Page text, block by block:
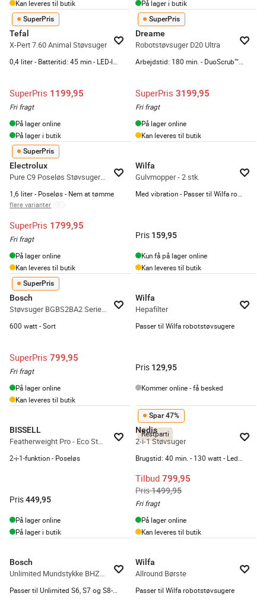
Kan leveres til butik På lager i butik
SuperPris
Tefal
X-Pert 7.60 Animal Støvsuger
SuperPris 1199,95
Fri fragt
På lager online
På lager i butik
SuperPris
Dreame
Robotstøvsuger D20 Ultra
SuperPris 3199,95
Fri fragt
På lager online
Kan leveres til butik
SuperPris
Electrolux
Pure C9 Poseløs Støvsuger PC91-8STM
1,6 liter - Poseløs - Nem at tømme
flere varianter
SuperPris 1799,95
Fri fragt
På lager online
Kan leveres til butik
Wilfa
Gulvmopper - 2 stk.
Pris 159,95
Kun få på lager online
Kan leveres til butik
SuperPris
Bosch
Støvsuger BGBS2BA2 Serie 2
600 watt - Sort
SuperPris 799,95
Fri fragt
På lager online
Kan leveres til butik
Wilfa
Hepafilter
Passer til Wilfa robotstøvsugere
Pris 129,95
Kommer online - få besked
BISSELL
Featherweight Pro - Eco Støvsuger
2-i-1-funktion - Poseløs
Pris449,95
På lager online
På lager i butik
Restparti
Spar 47%
Nedis
2-i-1 Støvsuger
Tilbud 799,95
Pris1499,95
Fri fragt
På lager online
Kan leveres til butik
Bosch
Unlimited Mundstykke BHZUHFN
Wilfa
Allround Børste
Passer til Wilfa robotstøvsugere